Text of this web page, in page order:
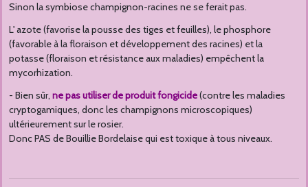
Sinon la symbiose champignon-racines ne se ferait pas.
L' azote (favorise la pousse des tiges et feuilles), le phosphore
(favorable à la floraison et développement des racines) et la
potasse (floraison et résistance aux maladies) empêchent la
mycorhization.
- Bien sûr, ne pas utiliser de produit fongicide(contre les maladies
cryptogamiques, donc les champignons microscopiques)
ultérieurement sur le rosier.
Donc PAS de Bouillie Bordelaise qui est toxique à tous niveaux.